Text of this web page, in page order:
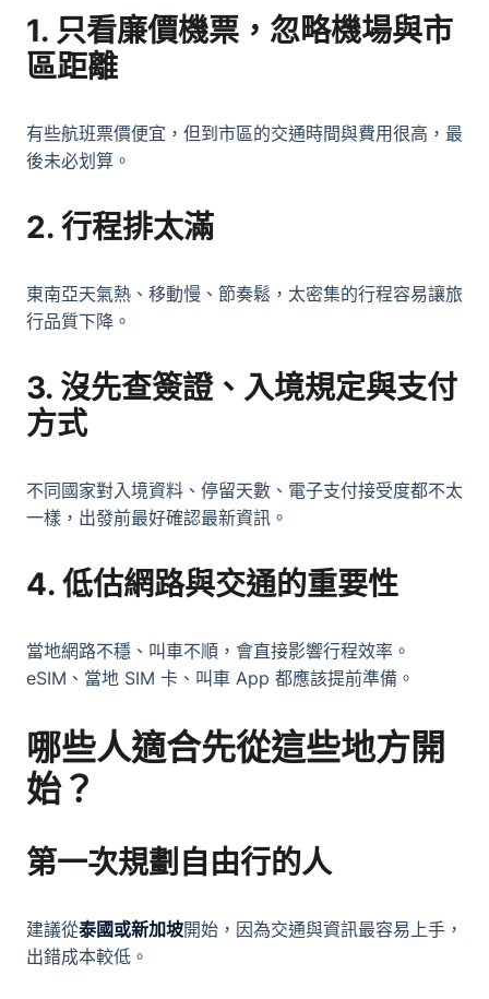
1. 只看廉價機票，忽略機場與市
區距離
有些航班票價便宜，但到市區的交通時間與費用很高，最
後未必划算。
2. 行程排太滿
東南亞天氣熱、移動慢、節奏鬆，太密集的行程容易讓旅
行品質下降。
3. 沒先查簽證、入境規定與支付
方式
不同國家對入境資料、停留天數、電子支付接受度都不太
一樣，出發前最好確認最新資訊。
4. 低估網路與交通的重要性
當地網路不穩、叫車不順，會直接影響行程效率。
eSIM、當地 SIM 卡、叫車 App 都應該提前準備。
哪些人適合先從這些地方開
始？
第一次規劃自由行的人
建議從泰國或新加坡開始，因為交通與資訊最容易上手，
出錯成本較低。